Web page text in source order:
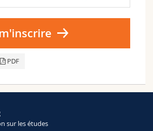
PDF
sur les études